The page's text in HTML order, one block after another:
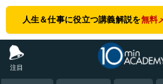
人生＆仕事に役立つ講義解説を無料
注目